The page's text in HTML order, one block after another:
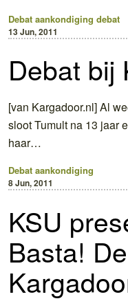
Debat aankondiging debat
13 Jun, 2011
Debat bij
[van Kargadoor.nl] Al
sloot Tumult na 13 jaar
haar…
Debat aankondiging
8 Jun, 2011
KSU
Basta!